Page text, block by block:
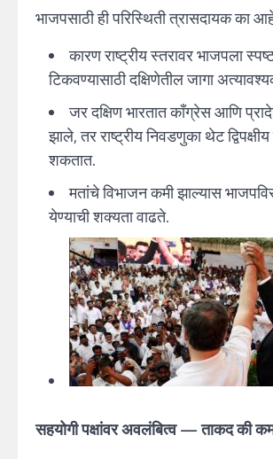
भाजपसाठी ही परिस्थिती त्रासदायक का
कारण राष्ट्रीय स्तरावर भाजपला
टिकवण्यासाठी दक्षिणेतील जागा
जर दक्षिण भारतात काँग्रेस आणि
झाले, तर राष्ट्रीय निवडणुका थेट
शकतात.
मतांचे विभाजन कमी झाल्यास
येण्याची शक्यता वाढते.
सहयोगी पक्षांवर अवलंबित्व — ताकद की